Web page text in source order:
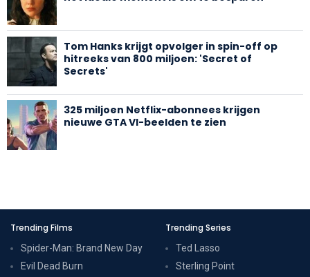
Tom Hanks krijgt opvolger in spin-off op
hitreeks van 800 miljoen: 'Secret of
Secrets'
325 miljoen Netflix-abonnees krijgen
nieuwe GTA VI-beelden te zien
Trending Films
Spider-Man: Brand New Day
Evil Dead Burn
Trending Series
Ted Lasso
Sterling Point